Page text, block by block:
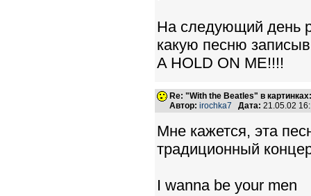
На следующий день
какую песню
A HOLD ON ME!!!!
Re: "With the Beatles" в
Автор: irochka7 Дата: 21.05.02
Мне кажется, эта
традиционный
I wanna be your men